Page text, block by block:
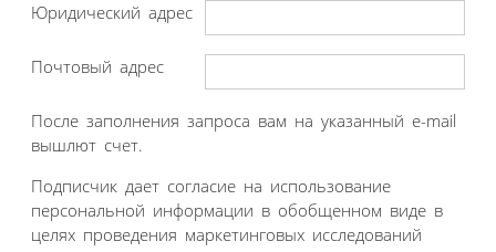
Юридический адрес
Почтовый адрес
После заполнения запроса вам на указанный e-mail
вышлют счет.
Подписчик дает согласие на использование
персональной информации в обобщенном виде в
целях проведения маркетинговых исследований